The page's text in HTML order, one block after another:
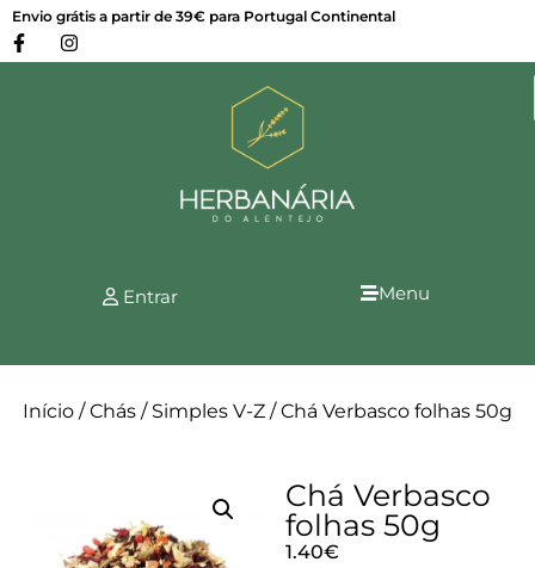
Envio grátis a partir de 39€ para Portugal Continental
Entrar Menu
Início /Chás / Simples V-Z / Chá Verbasco folhas 50g
Chá Verbasco
folhas 50g
1.40€